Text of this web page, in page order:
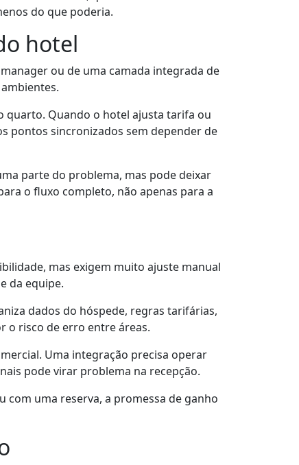
do que poderia.
hotel
ou de uma camada integrada de
quarto. Quando o hotel ajusta tarifa ou
pontos sincronizados sem depender de
parte do problema, mas pode deixar
o fluxo completo, não apenas para a
mas exigem muito ajuste manual
da equipe.
dados do hóspede, regras tarifárias,
o risco de erro entre áreas.
Uma integração precisa operar
pode virar problema na recepção.
com uma reserva, a promessa de ganho